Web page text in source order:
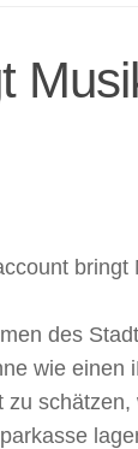
bringt
des
wie einen